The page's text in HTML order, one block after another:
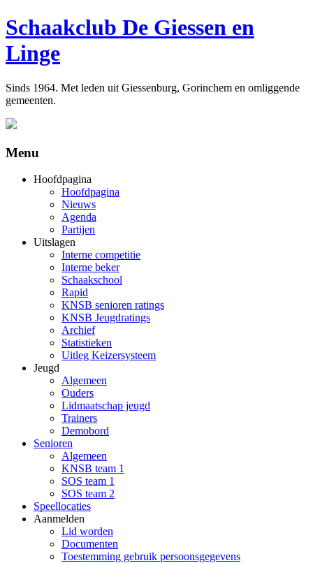
Schaakclub De Giessen en
Linge
Sinds 1964. Met leden uit Giessenburg, Gorinchem en omliggende
gemeenten.
Menu
Hoofdpagina
Hoofdpagina
Nieuws
Agenda
Partijen
Uitslagen
Interne competitie
Interne beker
Schaakschool
Rapid
KNSB senioren ratings
KNSB Jeugdratings
Archief
Statistieken
Uitleg Keizersysteem
Jeugd
Algemeen
Ouders
Lidmaatschap jeugd
Trainers
Demobord
Senioren
Algemeen
KNSB team 1
SOS team 1
SOS team 2
Speellocaties
Aanmelden
Lid worden
Documenten
Toestemming gebruik persoonsgegevens